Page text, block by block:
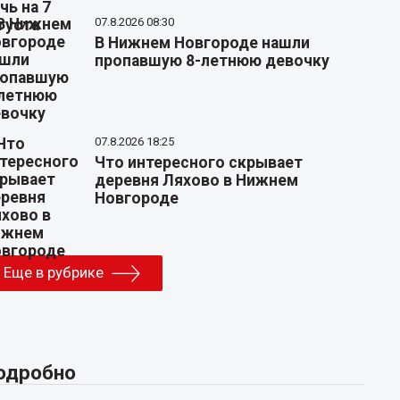
07.8.2026 08:30
В Нижнем Новгороде нашли
пропавшую 8-летнюю девочку
07.8.2026 18:25
Что интересного скрывает
деревня Ляхово в Нижнем
Новгороде
Еще в рубрике